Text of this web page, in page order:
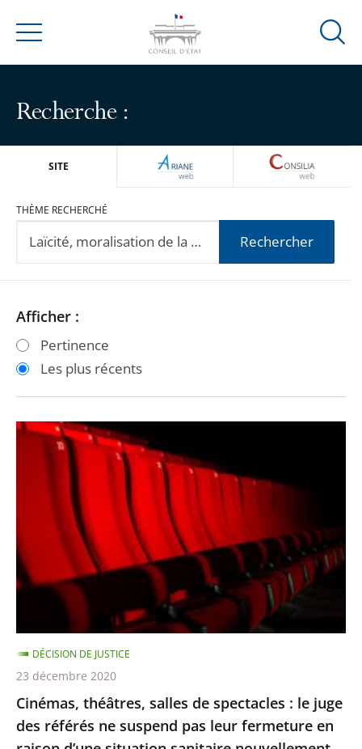
Menu
Ouvrir
Recherche :
SITE ARIANEWEB
THÈME RECHERCHÉ
Rechercher
Passer
les
filtres
après
Passer
les
filtres
avant
Afficher :
Pertinence
Les plus récents
Cinémas,
théâtres,
spectacles
:
le
juge
référés
ne
suspend
pas
leur
Cinémas, théâtres, salles de spectacles : le juge
des référés ne suspend pas leur fermeture en
DÉCISION DE JUSTICE
23 décembre 2020